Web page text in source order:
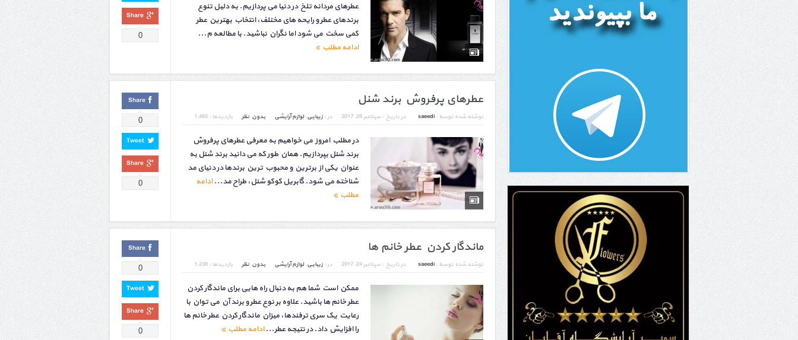
عطرهای مردانه تلخ در دنیا می پردازیم. به دلیل تنوع
برندهای عطر و رایحه های مختلف، انتخاب بهترین عطر
کمی سخت می شود اما نگران نباشید. با مطالعه م...
ادامه مطلب
Share
0
عطرهای پرفروش برند شنل
نوشته شده توسط : saeedi در تاریخ : سپتامبر 28, 2017 در : زیبایی, لوازم آرایشی بدون نظر بازدیدها : 1,465
در مطلب امروز می خواهیم به معرفی عطرهای پرفروش
برند شنل بپردازیم. همان طور که می دانید برند شنل به
عنوان یکی از برترین و محبوب ترین برندها در دنیای مد
شناخته می شود. گابریل کوکو شنل، طراح مد...ادامه
مطلب
Share
0
Tweet
Share
0
ماندگار کردن عطر خانم‌ ها
نوشته شده توسط : saeedi در تاریخ : سپتامبر 24, 2017 در : زیبایی, لوازم آرایشی بدون نظر بازدیدها : 1,238
ممکن است شما هم به دنبال راه هایی برای ماندگار کردن
عطر خانم‌ ها باشید. علاوه بر نوع عطر و برند آن می توان با
رعایت یک سری ترفندها، میزان ماندگار کردن عطر خانم ها
را افزایش داد. در نتیجه عطر...ادامه مطلب
Share
0
Tweet
Share
0